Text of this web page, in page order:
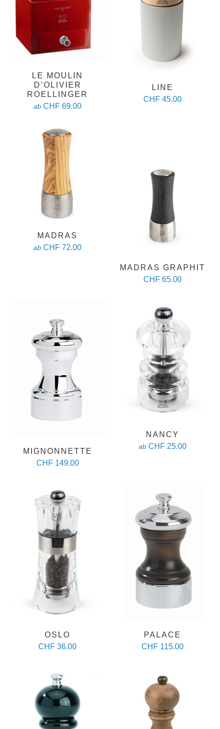
LE MOULIN
D’OLIVIER
ROELLINGER
ab CHF 69.00
LINE
CHF 45.00
MADRAS
ab CHF 72.00
MADRAS GRAPHIT
CHF 65.00
MIGNONNETTE
CHF 149.00
NANCY
ab CHF 25.00
OSLO
CHF 36.00
PALACE
CHF 115.00